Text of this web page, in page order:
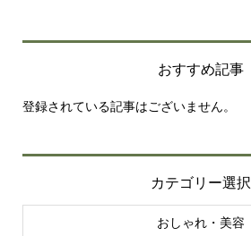
おすすめ記事
登録されている記事はございません。
カテゴリー選択
おしゃれ・美容